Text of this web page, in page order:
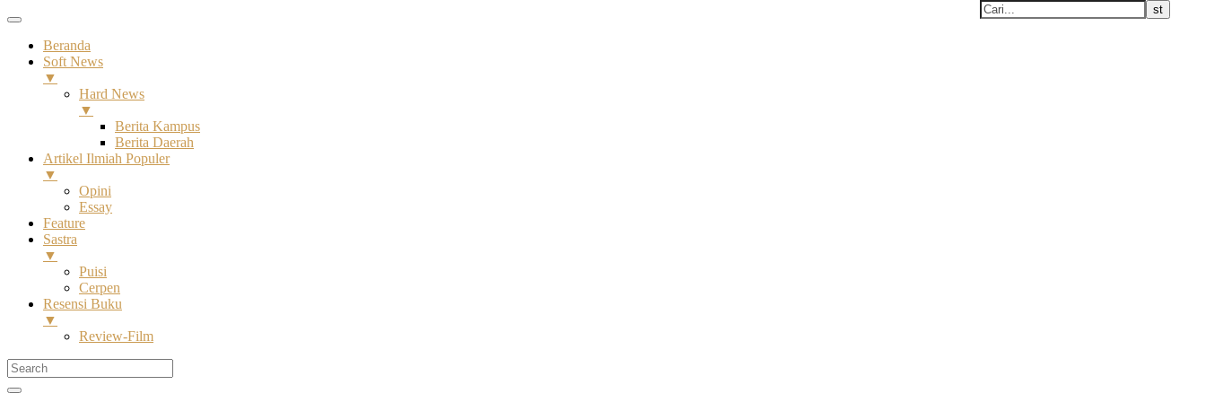
Beranda
Soft News
▼
Hard News
▼
Berita Kampus
Berita Daerah
Artikel Ilmiah Populer
▼
Opini
Essay
Feature
Sastra
▼
Puisi
Cerpen
Resensi Buku
▼
Review-Film